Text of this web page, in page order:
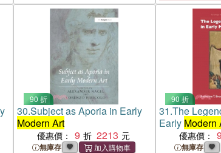
90 折
30.Subject as Aporia in Early
Modern Art
優惠價： 9 2213
無庫存
90 折
31.The
Early Modern
優惠價： 9
無庫存